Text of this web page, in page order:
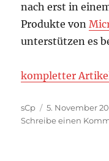
nach erst in
Produkte von
unterstützen es
kompletter
Autor
sCp
Veröffentlicht
am
5. November
Schreibe einen